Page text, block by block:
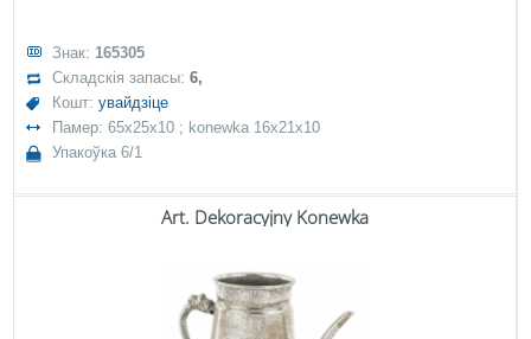
Знак: 165305
Складскія запасы:6,
Кошт:увайдзіце
Памер: 65x25x10 ; konewka 16x21x10
Упакоўка 6/1
Art. Dekoracyjny Konewka